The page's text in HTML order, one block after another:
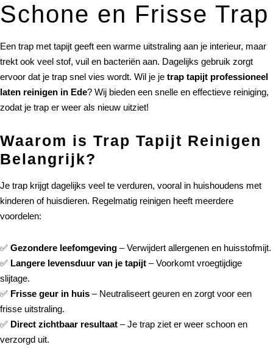
Schone en Frisse Trap
Een trap met tapijt geeft een warme uitstraling aan je interieur, maar
trekt ook veel stof, vuil en bacteriën aan. Dagelijks gebruik zorgt
ervoor dat je trap snel vies wordt. Wil je je trap tapijt professioneel
laten reinigen in Ede? Wij bieden een snelle en effectieve reiniging,
zodat je trap er weer als nieuw uitziet!
Waarom is Trap Tapijt Reinigen
Belangrijk?
Je trap krijgt dagelijks veel te verduren, vooral in huishoudens met
kinderen of huisdieren. Regelmatig reinigen heeft meerdere
voordelen:
✅ Gezondere leefomgeving – Verwijdert allergenen en huisstofmijt.
✅ Langere levensduur van je tapijt – Voorkomt vroegtijdige
slijtage.
✅ Frisse geur in huis – Neutraliseert geuren en zorgt voor een
frisse uitstraling.
✅ Direct zichtbaar resultaat – Je trap ziet er weer schoon en
verzorgd uit.